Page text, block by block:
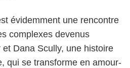
évidemment une rencontre
complexes devenus
Dana Scully, une histoire
qui se transforme en amour-